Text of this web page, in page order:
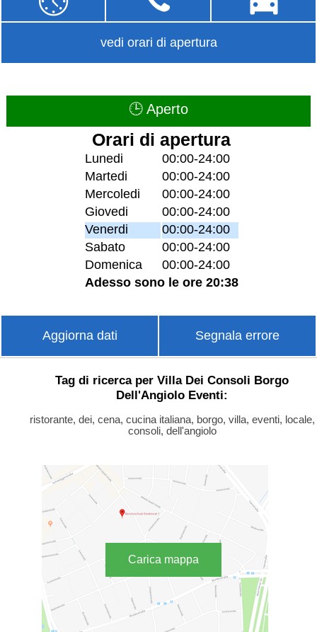
vedi orari di apertura
🕒 Aperto
Orari di apertura
Lunedi
00:00-24:00
Martedi
00:00-24:00
Mercoledi
00:00-24:00
Giovedi
00:00-24:00
Venerdi
00:00-24:00
Sabato
00:00-24:00
Domenica
00:00-24:00
Adesso sono le ore 20:38
Aggiorna dati Segnala errore
Tag di ricerca per Villa Dei Consoli Borgo
Dell'Angiolo Eventi:
ristorante, dei, cena, cucina italiana, borgo, villa, eventi, locale,
consoli, dell'angiolo
Carica mappa